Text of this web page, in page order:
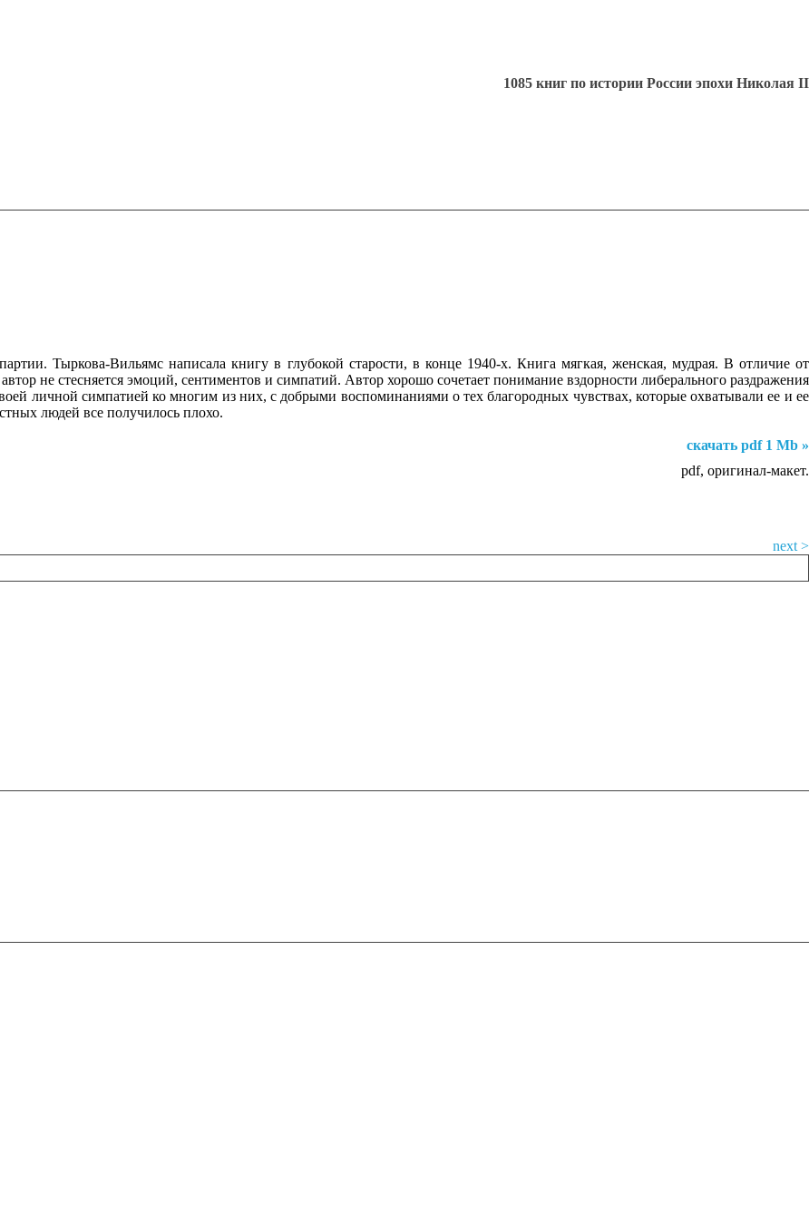
1085 книг по истории России эпохи Николая II
Тыркова-Вильямс написала книгу в глубокой старости, в конце 1940-х. Книга мягкая, женская, мудрая. В отличие от
не стесняется эмоций, сентиментов и симпатий. Автор хорошо сочетает понимание вздорности либерального раздражения
личной симпатией ко многим из них, с добрыми воспоминаниями о тех благородных чувствах, которые охватывали ее и ее
людей все получилось плохо.
скачать pdf 1 Mb »
pdf, оригинал-макет.
next >